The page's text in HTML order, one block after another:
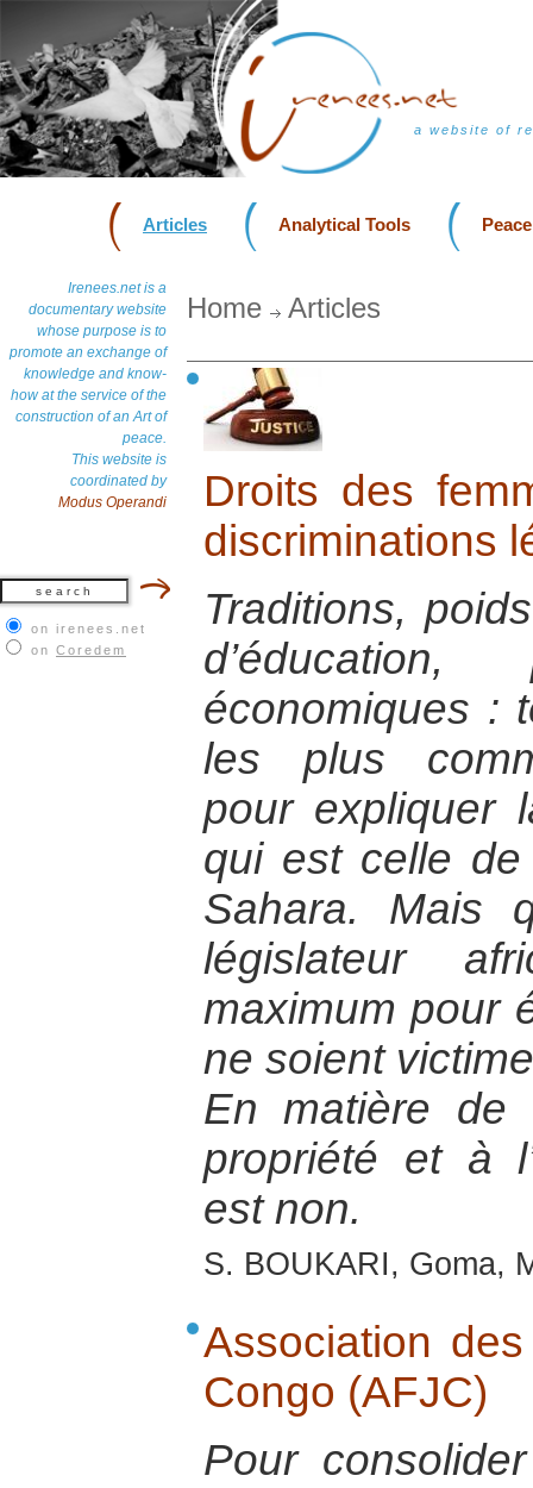
a website of
Articles Analytical Tools
Irenees.net is a
documentary website
whose purpose is to
promote an exchange of
knowledge and know-
how at the service of the
construction of an Art of
peace.
This website is
coordinated by
Modus Operandi
on irenees.net
on Coredem
Home Articles
Droits des
discriminations
Traditions,
d’éducation,
économiques :
les plus
pour expliquer
qui est celle
Sahara. Mais
législateur
maximum pour
ne soient
En matière
propriété et à
est non.
S. BOUKARI, Goma,
Association
Congo (AFJC)
Pour